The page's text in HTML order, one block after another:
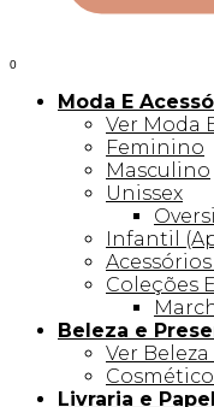
0
Moda E
Ver Moda
Feminino
Masculino
Unissex
Infantil
Coleções
Beleza e
Ver
Livraria e